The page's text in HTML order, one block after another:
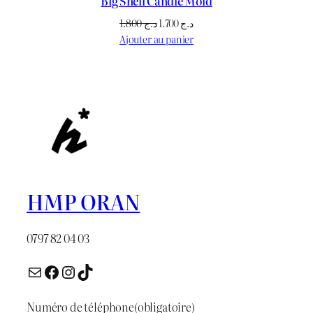
د.ج1.800
Le
prix
د.ج1.700
Le
prix
Ajouter au panier
HMP ORAN
0797 82 04 03
E-mail Facebook InstagramTikTok
Numéro de téléphone(obligatoire)